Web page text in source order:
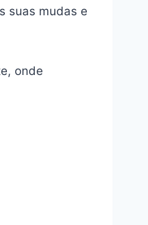
suas mudas e
onde